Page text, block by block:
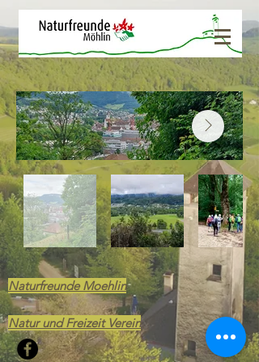
Naturfreunde Moehlin
Natur und Freizeit Verein